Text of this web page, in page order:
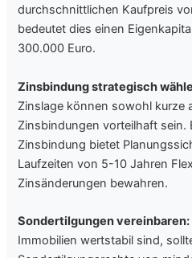
durchschnittlichen Kaufpreis
bedeutet dies einen
300.000 Euro.
Zinsbindung strategisch
Zinslage können sowohl kurze
Zinsbindungen vorteilhaft sein.
Zinsbindung bietet
Laufzeiten von 5-10 Jahren
Zinsänderungen bewahren.
Sondertilgungen vereinbaren:
Immobilien wertstabil sind,